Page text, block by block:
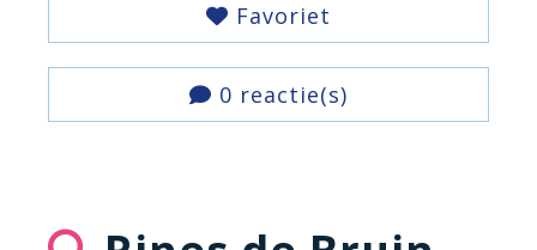
Favoriet
0 reactie(s)